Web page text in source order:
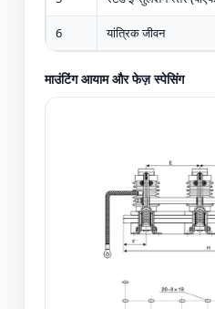
6 यांत्रिक जीवन
माउंटिंग आयाम और फेज़ स्पेसिंग